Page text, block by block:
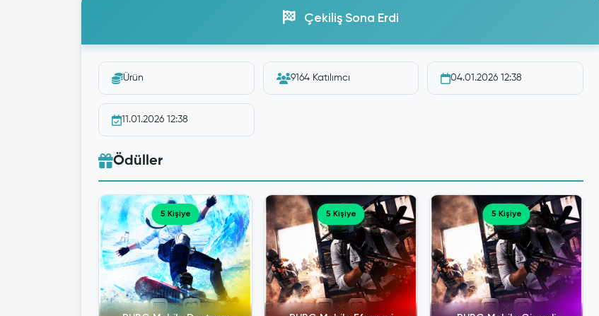
Çekiliş Sona Erdi
Ürün 9164 Katılımcı 04.01.2026 12:38
11.01.2026 12:38
Ödüller
5 Kişiye 5 Kişiye 5 Kişiye